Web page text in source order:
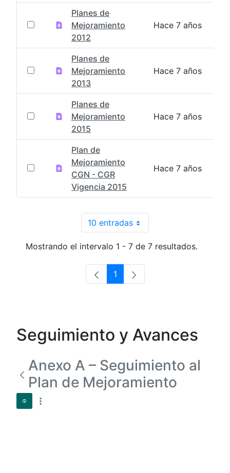
Planes de
Mejoramiento
2012
Hace 7 años
Planes de
Mejoramiento
2013
Hace 7 años
Planes de
Mejoramiento
2015
Hace 7 años
Plan de
Mejoramiento
CGN - CGR
Vigencia 2015
Hace 7 años
10 entradasPor página
Mostrando el intervalo 1 - 7 de 7 resultados.
Página
1
Seguimiento y Avances
Anexo A – Seguimiento al
Plan de Mejoramiento